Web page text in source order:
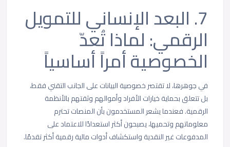
7. البعد الإنساني للتمويل
الرقمي: لماذا تُعدّ
الخصوصية أمراً أساسياً
في جوهرها، لا تقتصر خصوصية البيانات على الجانب التقني فقط،
بل تتعلق بحماية خيارات الأفراد وأموالهم وثقتهم بالأنظمة
الرقمية. فعندما يشعر المستخدمون بأن المنصات تحترم
معلوماتهم وتحميها، يصبحون أكثر استعدادًا للاعتماد على
المدفوعات غير النقدية واستكشاف أدوات مالية رقمية أكثر تقدمًا.